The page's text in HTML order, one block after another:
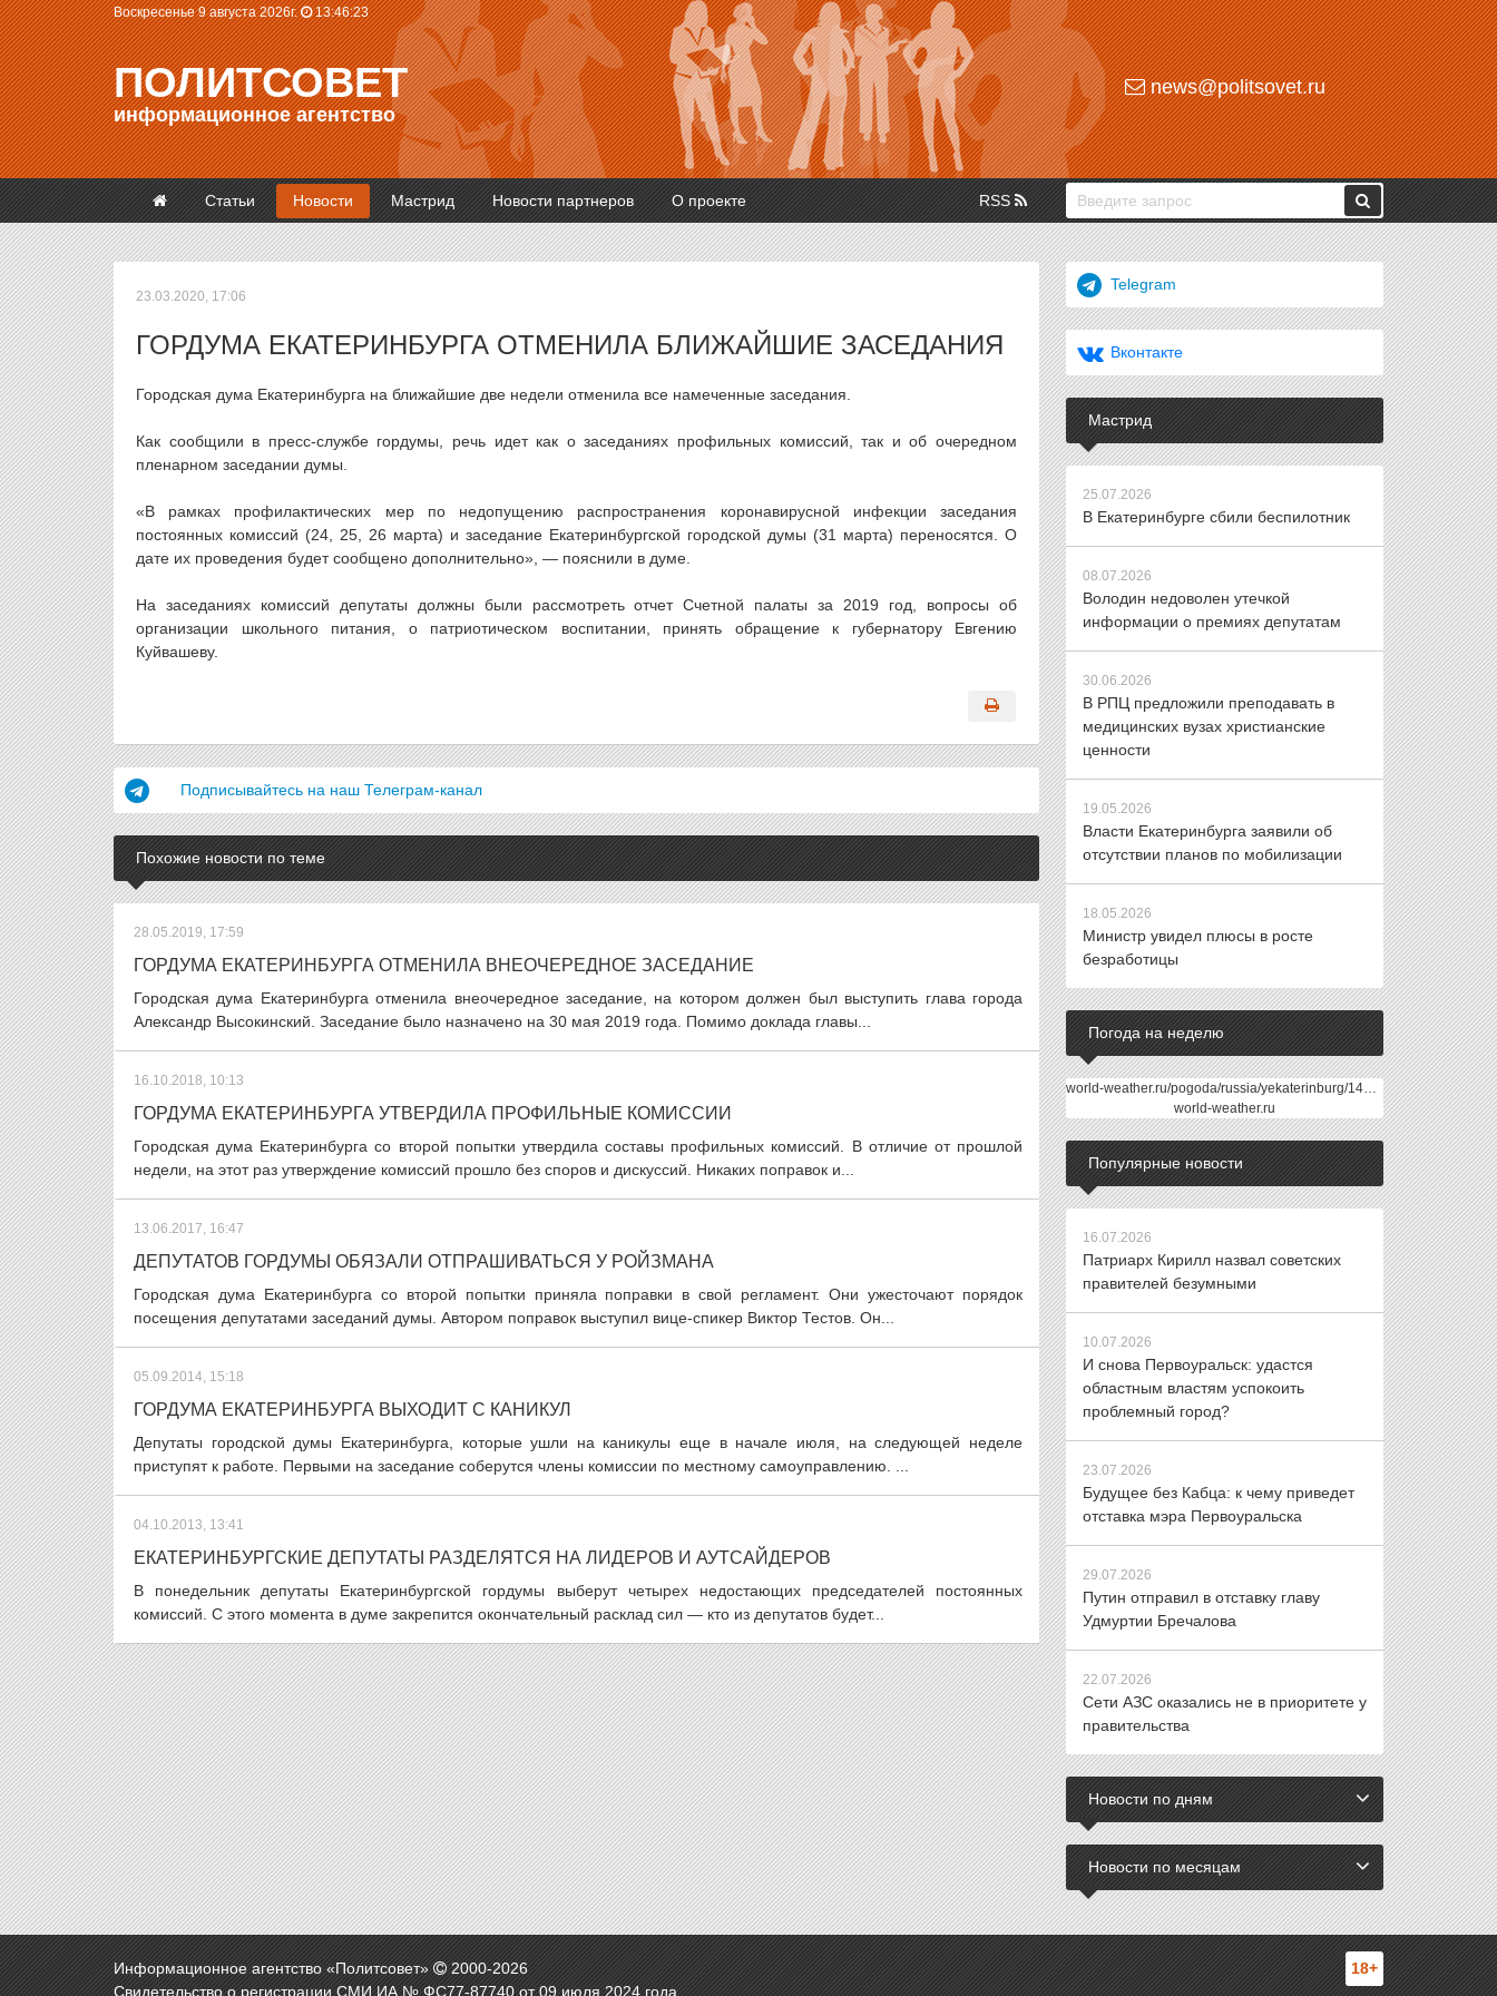
Воскресенье 9 августа 2026г. 13:46:23
ПОЛИТСОВЕТ
информационное агентство
news@politsovet.ru
Статьи Новости Мастрид Новости партнеров О проекте RSS
23.03.2020, 17:06
ГОРДУМА ЕКАТЕРИНБУРГА ОТМЕНИЛА БЛИЖАЙШИЕ ЗАСЕДАНИЯ
Городская дума Екатеринбурга на ближайшие две недели отменила все намеченные заседания.
Как сообщили в пресс-службе гордумы, речь идет как о заседаниях профильных комиссий, так и об очередном
пленарном заседании думы.
«В рамках профилактических мер по недопущению распространения коронавирусной инфекции заседания
постоянных комиссий (24, 25, 26 марта) и заседание Екатеринбургской городской думы (31 марта) переносятся. О
дате их проведения будет сообщено дополнительно», — пояснили в думе.
На заседаниях комиссий депутаты должны были рассмотреть отчет Счетной палаты за 2019 год, вопросы об
организации школьного питания, о патриотическом воспитании, принять обращение к губернатору Евгению
Куйвашеву.
Подписывайтесь на наш Телеграм-канал
Похожие новости по теме
28.05.2019, 17:59
ГОРДУМА ЕКАТЕРИНБУРГА ОТМЕНИЛА ВНЕОЧЕРЕДНОЕ ЗАСЕДАНИЕ
Городская дума Екатеринбурга отменила внеочередное заседание, на котором должен был выступить глава города
Александр Высокинский. Заседание было назначено на 30 мая 2019 года. Помимо доклада главы...
16.10.2018, 10:13
ГОРДУМА ЕКАТЕРИНБУРГА УТВЕРДИЛА ПРОФИЛЬНЫЕ КОМИССИИ
Городская дума Екатеринбурга со второй попытки утвердила составы профильных комиссий. В отличие от прошлой
недели, на этот раз утверждение комиссий прошло без споров и дискуссий. Никаких поправок и...
13.06.2017, 16:47
ДЕПУТАТОВ ГОРДУМЫ ОБЯЗАЛИ ОТПРАШИВАТЬСЯ У РОЙЗМАНА
Городская дума Екатеринбурга со второй попытки приняла поправки в свой регламент. Они ужесточают порядок
посещения депутатами заседаний думы. Автором поправок выступил вице-спикер Виктор Тестов. Он...
05.09.2014, 15:18
ГОРДУМА ЕКАТЕРИНБУРГА ВЫХОДИТ С КАНИКУЛ
Депутаты городской думы Екатеринбурга, которые ушли на каникулы еще в начале июля, на следующей неделе
приступят к работе. Первыми на заседание соберутся члены комиссии по местному самоуправлению. ...
04.10.2013, 13:41
ЕКАТЕРИНБУРГСКИЕ ДЕПУТАТЫ РАЗДЕЛЯТСЯ НА ЛИДЕРОВ И АУТСАЙДЕРОВ
В понедельник депутаты Екатеринбургской гордумы выберут четырех недостающих председателей постоянных
комиссий. С этого момента в думе закрепится окончательный расклад сил — кто из депутатов будет...
Telegram
Вконтакте
Мастрид
25.07.2026
В Екатеринбурге сбили беспилотник
08.07.2026
Володин недоволен утечкой
информации о премиях депутатам
30.06.2026
В РПЦ предложили преподавать в
медицинских вузах христианские
ценности
19.05.2026
Власти Екатеринбурга заявили об
отсутствии планов по мобилизации
18.05.2026
Министр увидел плюсы в росте
безработицы
Погода на неделю
world-weather.ru/pogoda/russia/yekaterinburg/14days/
world-weather.ru
Популярные новости
16.07.2026
Патриарх Кирилл назвал советских
правителей безумными
10.07.2026
И снова Первоуральск: удастся
областным властям успокоить
проблемный город?
23.07.2026
Будущее без Кабца: к чему приведет
отставка мэра Первоуральска
29.07.2026
Путин отправил в отставку главу
Удмуртии Бречалова
22.07.2026
Сети АЗС оказались не в приоритете у
правительства
Новости по дням
Новости по месяцам
Информационное агентство «Политсовет» 2000-2026
Свидетельство о регистрации СМИ ИА № ФС77-87740 от 09 июля 2024 года.
18+